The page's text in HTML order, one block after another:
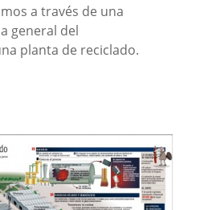
a través de una
general del
planta de reciclado.